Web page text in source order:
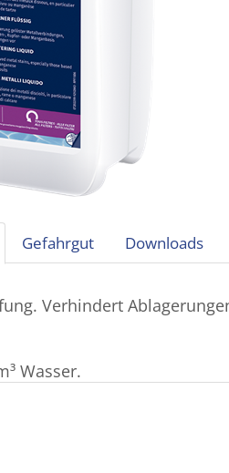
Gefahrgut Downloads
Verhindert
Wasser.